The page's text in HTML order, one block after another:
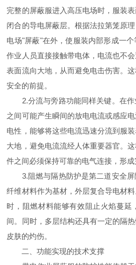
完整的屏蔽服进入高压电场时，服装
闭合的导电屏蔽层。根据法拉第笼原
电场"屏蔽"在外，使服装内部形成一
作业人员直接接触带电体，电流也不
表面流向大地，从而避免电击伤害。
安全的前提。
2.分流与旁路功能同样关键。在作
之间可能产生瞬间的放电电流或感应
电性，能够将这些电流迅速分流到服
大地，避免电流流经人体重要器官。
件之间必须保持可靠的电气连接，形成
3.阻燃与隔热防护是第二道安全屏
纤维材料作为基材，外层复合导电材
时，阻燃材料能够有效阻止火焰蔓延
间。同时，多层结构还具有一定的隔
皮肤的灼伤。
二、功能实现的技术支撑